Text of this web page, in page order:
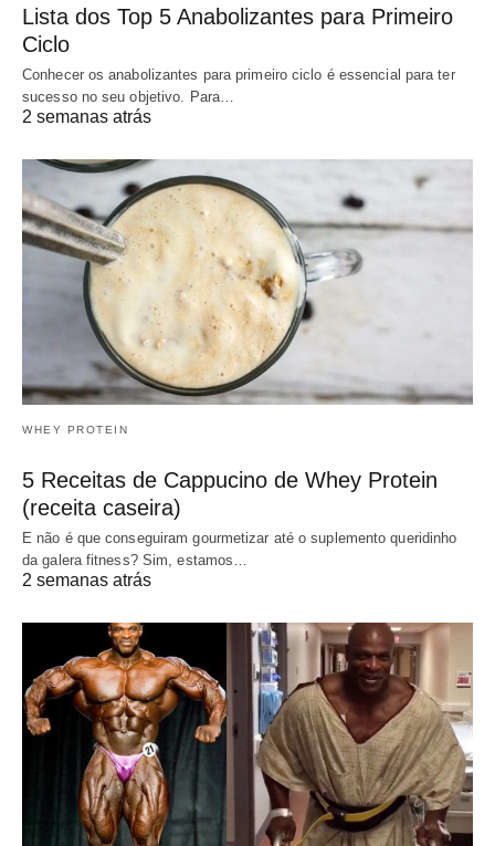
Lista dos Top 5 Anabolizantes para Primeiro
Ciclo
Conhecer os anabolizantes para primeiro ciclo é essencial para ter
sucesso no seu objetivo. Para…
2 semanas atrás
WHEY PROTEIN
5 Receitas de Cappucino de Whey Protein
(receita caseira)
E não é que conseguiram gourmetizar até o suplemento queridinho
da galera fitness? Sim, estamos…
2 semanas atrás